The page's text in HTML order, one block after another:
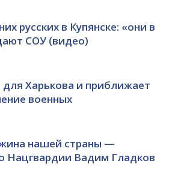
русских в Купянске: «они в
СОУ (видео)
для Харькова и приближает
военных
нашей страны —
Нацгвардии Вадим Гладков